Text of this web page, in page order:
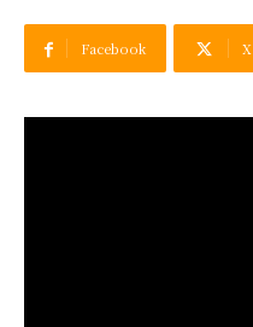
Facebook X